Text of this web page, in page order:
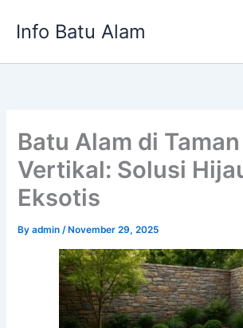
Info Batu Alam
Batu Alam di Taman
Vertikal: Solusi
Eksotis
Byadmin/ November 29, 2025